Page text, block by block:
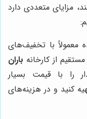
مزایای متعددی دارد
معمولاً با تخفیف‌های
از کارخانه باران
را با قیمت بسیار
کنید و در هزینه‌های